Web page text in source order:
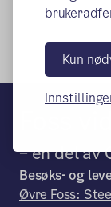
Kun
– en del av
Besøks- og
Øvre Foss: